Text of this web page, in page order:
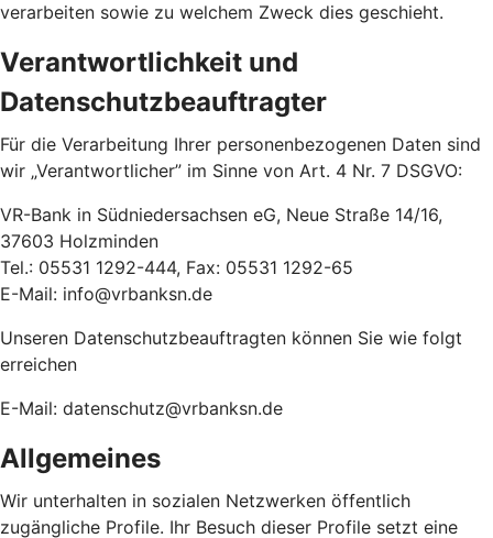
verarbeiten sowie zu welchem Zweck dies geschieht.
Verantwortlichkeit und
Datenschutzbeauftragter
Für die Verarbeitung Ihrer personenbezogenen Daten sind
wir „Verantwortlicher” im Sinne von Art. 4 Nr. 7 DSGVO:
VR-Bank in Südniedersachsen eG, Neue Straße 14/16,
37603 Holzminden
Tel.: 05531 1292-444, Fax: 05531 1292-65
E-Mail: info@vrbanksn.de
Unseren Datenschutzbeauftragten können Sie wie folgt
erreichen
E-Mail: datenschutz@vrbanksn.de
Allgemeines
Wir unterhalten in sozialen Netzwerken öffentlich
zugängliche Profile. Ihr Besuch dieser Profile setzt eine